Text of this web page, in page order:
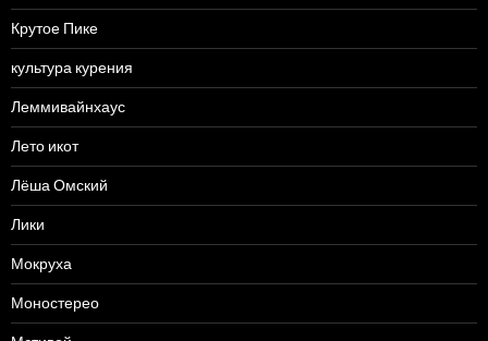
Крутое Пике
культура курения
Леммивайнхаус
Лето икот
Лёша Омский
Лики
Мокруха
Моностерео